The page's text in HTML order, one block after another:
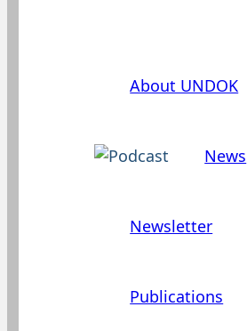
About UNDOK
News
Newsletter
Publications